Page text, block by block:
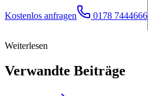
Kostenlos anfragen 0178 7444666
Weiterlesen
Verwandte Beiträge